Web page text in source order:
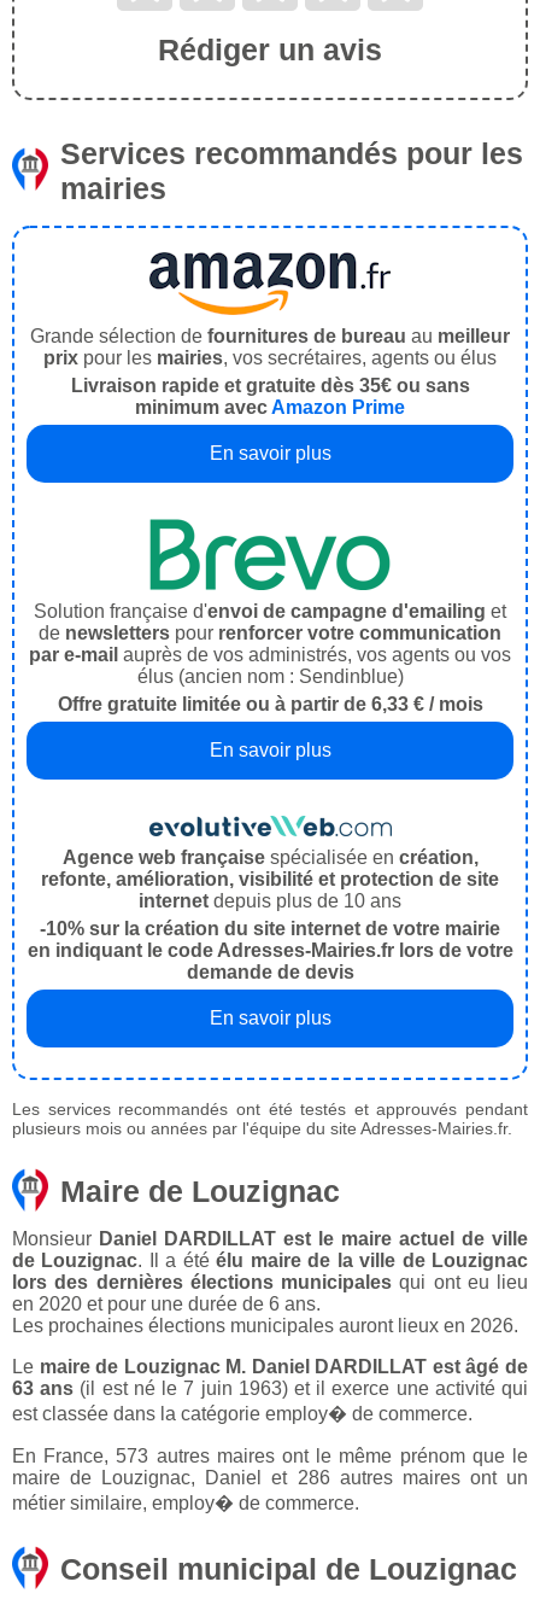
Rédiger un avis
Services recommandés pour les
mairies
Grande sélection de fournitures de bureau au meilleur
prix pour les mairies, vos secrétaires, agents ou élus
Livraison rapide et gratuite dès 35€ ou sans
minimum avecAmazon Prime
En savoir plus
Solution française d'envoi de campagne d'emailing et
de newsletters pour renforcer votre communication
par e-mail auprès de vos administrés, vos agents ou vos
élus (ancien nom : Sendinblue)
Offre gratuite limitée ou à partir de 6,33 € / mois
En savoir plus
Agence web françaisespécialisée en création,
refonte, amélioration, visibilité et protection de site
internet depuis plus de 10 ans
-10% sur la création du site internet de votre mairie
en indiquant le code Adresses-Mairies.fr lors de votre
demande de devis
En savoir plus
Les services recommandés ont été testés et approuvés pendant
plusieurs mois ou années par l'équipe du site Adresses-Mairies.fr.
Maire de Louzignac
Monsieur Daniel DARDILLAT est le maire actuel de ville
de Louzignac. Il a étéélu maire de la ville de Louzignac
lors des dernières élections municipales qui ont eu lieu
en 2020 et pour une durée de 6 ans.
Les prochaines élections municipales auront lieux en 2026.
Le maire de Louzignac M. Daniel DARDILLAT est âgé de
63 ans (il est né le 7 juin 1963) et il exerce une activité qui
est classée dans la catégorie employ� de commerce.
En France, 573 autres maires ont le même prénom que le
maire de Louzignac, Daniel et 286 autres maires ont un
métier similaire, employ� de commerce.
Conseil municipal de Louzignac